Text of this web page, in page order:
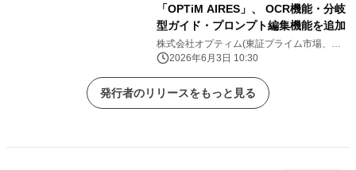
「OPTiM AIRES」、 OCR機能・分岐
型ガイド・プロンプト編集機能を追加
株式会社オプティム(東証プライム市場、コ
ード：3694)
2026年6月3日 10:30
発行者のリリースをもっと見る